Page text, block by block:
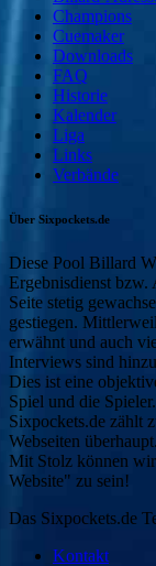
Champions
Cuemaker
Downloads
FAQ
Historie
Kalender
Liga
Links
Verbände
Über Sixpockets.de
Diese Pool Billard
Ergebnisdienst bzw.
Seite stetig
gestiegen.
erwähnt und auch
Interviews sind
Dies ist eine
Spiel und die Spieler.
Sixpockets.de zählt
Webseiten überhaupt.
Mit Stolz können
Website" zu sein!
Das Sixpockets.de
Kontakt